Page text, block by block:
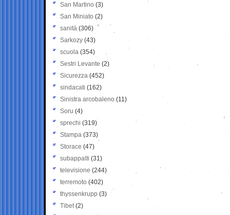
San Martino (3)
San Miniato (2)
sanità (306)
Sarkozy (43)
scuola (354)
Sestri Levante (2)
Sicurezza (452)
sindacati (162)
Sinistra arcobaleno (11)
Soru (4)
sprechi (319)
Stampa (373)
Storace (47)
subappalti (31)
televisione(244)
terremoto (402)
thyssenkrupp (3)
Tibet(2)